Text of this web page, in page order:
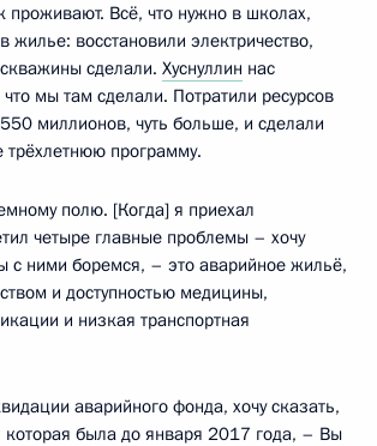
проживают. Всё, что нужно в школах,
жилье: восстановили электричество,
сделали. Хуснуллин нас
мы там сделали. Потратили ресурсов
миллионов, чуть больше, и сделали
трёхлетнюю программу.
полю. [Когда] я приехал
четыре главные проблемы – хочу
с ними боремся, – это аварийное жильё,
и доступностью медицины,
и низкая транспортная
аварийного фонда, хочу сказать,
которая была до января 2017 года, – Вы